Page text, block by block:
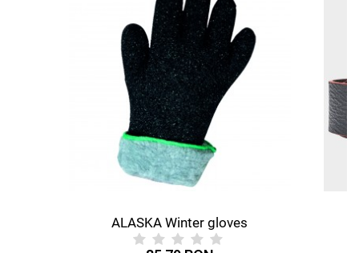
ALASKA Winter gloves